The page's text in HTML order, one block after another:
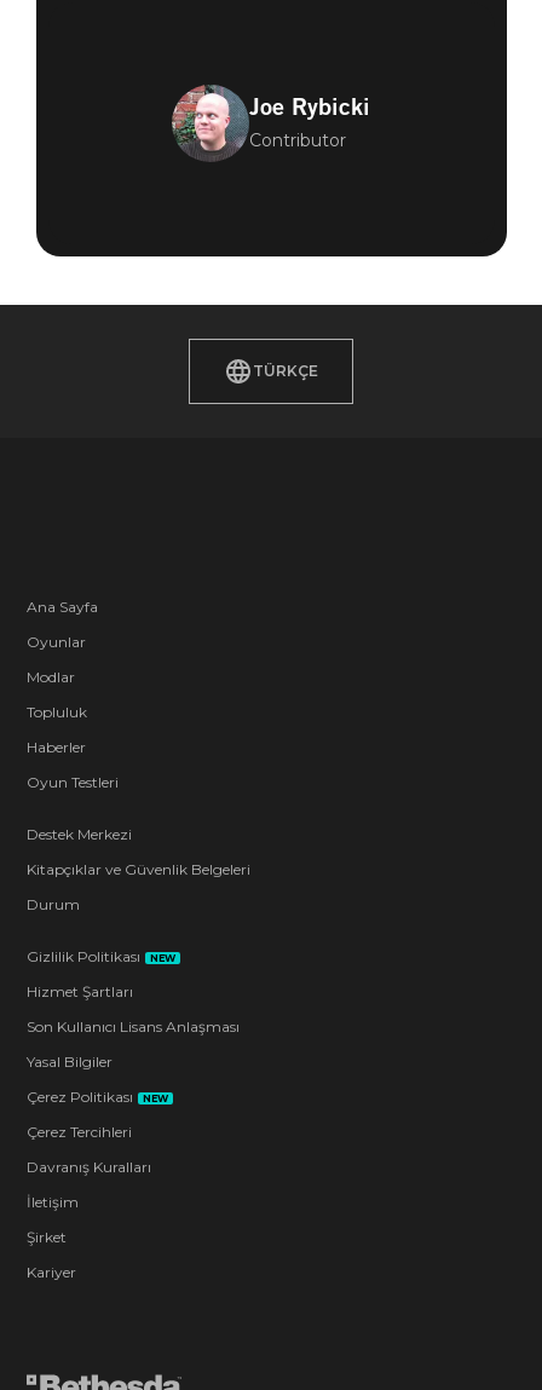
Joe Rybicki
Contributor
TÜRKÇE
Ana Sayfa
Oyunlar
Modlar
Topluluk
Haberler
Oyun Testleri
Destek Merkezi
Kitapçıklar ve Güvenlik Belgeleri
Durum
Gizlilik Politikası NEW
Hizmet Şartları
Son Kullanıcı Lisans Anlaşması
Yasal Bilgiler
Çerez Politikası
NEW
Çerez Tercihleri
Davranış Kuralları
İletişim
Şirket
Kariyer